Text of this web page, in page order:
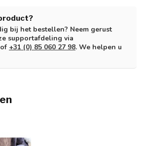
bij het bestellen? Neem gerust
supportafdeling via
of +31 (0) 85 060 27 98. We helpen u